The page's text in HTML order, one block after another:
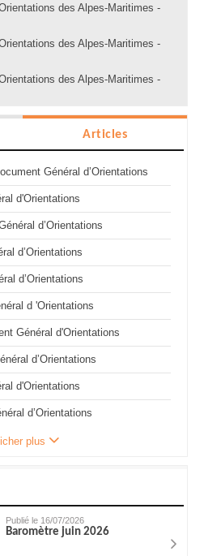
des Alpes-Maritimes -
des Alpes-Maritimes -
des Alpes-Maritimes -
Articles
Général d’Orientations
d'Orientations
d’Orientations
d’Orientations
d’Orientations
d 'Orientations
Général d'Orientations
d’Orientations
d'Orientations
d’Orientations
plus
Publié le 16/07/2026
Baromètre juin 2026